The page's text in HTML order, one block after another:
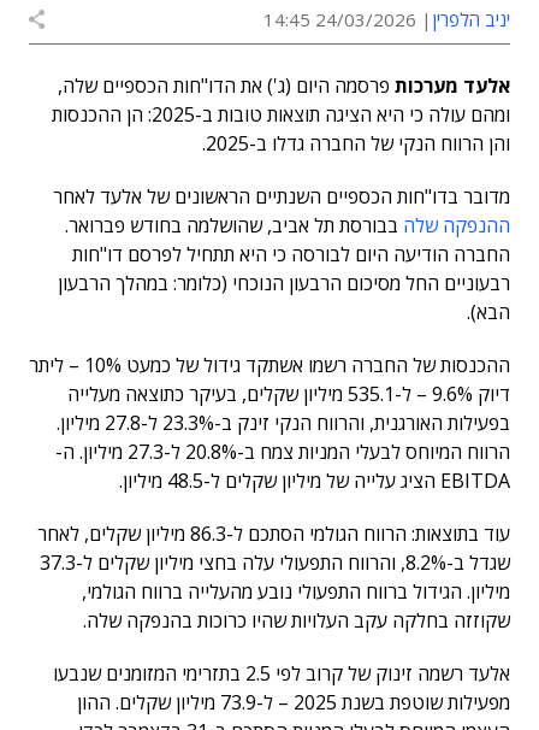
יניב הלפרין 24/03/2026 14:45
אלעד מערכות פרסמה היום (ג') את הדו"חות הכספיים שלה,
ומהם עולה כי היא הציגה תוצאות טובות ב-2025: הן ההכנסות
והן הרווח הנקי של החברה גדלו ב-2025.
מדובר בדו"חות הכספיים השנתיים הראשונים של אלעד לאחר
ההנפקה שלה בבורסת תל אביב, שהושלמה בחודש פברואר.
החברה הודיעה היום לבורסה כי היא תתחיל לפרסם דו"חות
רבעוניים החל מסיכום הרבעון הנוכחי (כלומר: במהלך הרבעון
הבא).
ההכנסות של החברה רשמו אשתקד גידול של כמעט 10% – ליתר
דיוק 9.6% – ל-535.1 מיליון שקלים, בעיקר כתוצאה מעלייה
בפעילות האורגנית, והרווח הנקי זינק ב-23.3% ל-27.8 מיליון.
הרווח המיוחס לבעלי המניות צמח ב-20.8% ל-27.3 מיליון. ה-
EBITDA הציג עלייה של מיליון שקלים ל-48.5 מיליון.
עוד בתוצאות: הרווח הגולמי הסתכם ל-86.3 מיליון שקלים, לאחר
שגדל ב-8.2%, והרווח התפעולי עלה בחצי מיליון שקלים ל-37.3
מיליון. הגידול ברווח התפעולי נובע מהעלייה ברווח הגולמי,
שקוזזה בחלקה עקב העלויות שהיו כרוכות בהנפקה שלה.
אלעד רשמה זינוק של קרוב לפי 2.5 בתזרימי המזומנים שנבעו
מפעילות שוטפת בשנת 2025 – ל-73.9 מיליון שקלים. ההון